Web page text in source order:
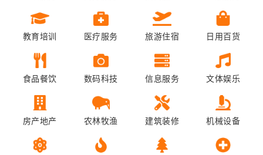
教育培训 医疗服务 旅游住宿 日用百货
食品餐饮 数码科技 信息服务 文体娱乐
房产地产 农林牧渔 建筑装修 机械设备